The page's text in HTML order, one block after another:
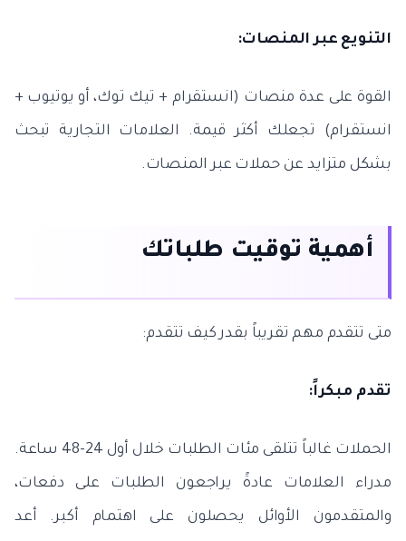
التنويع عبر المنصات:
القوة على عدة منصات (انستقرام + تيك توك، أو يوتيوب +
انستقرام) تجعلك أكثر قيمة. العلامات التجارية تبحث
بشكل متزايد عن حملات عبر المنصات.
أهمية توقيت طلباتك
متى تتقدم مهم تقريباً بقدر كيف تتقدم:
تقدم مبكراً:
الحملات غالباً تتلقى مئات الطلبات خلال أول 24-48 ساعة.
مدراء العلامات عادةً يراجعون الطلبات على دفعات،
والمتقدمون الأوائل يحصلون على اهتمام أكبر. أعد